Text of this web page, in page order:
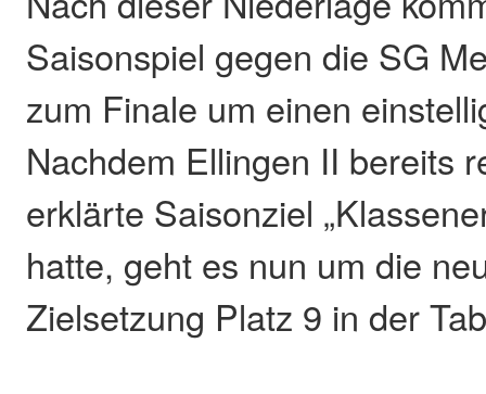
Saisonspiel gegen die SG
zum Finale um einen
Nachdem Ellingen II bereits
erklärte Saisonziel
hatte, geht es nun um die
Zielsetzung Platz 9 in der